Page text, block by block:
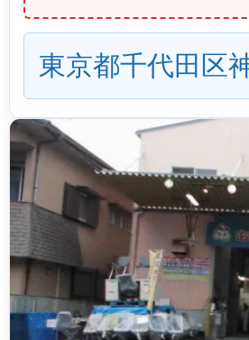
東京都千代田区